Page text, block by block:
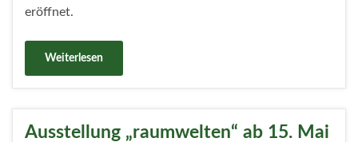
eröffnet.
Weiterlesen
Ausstellung „raumwelten“ ab 15. Mai